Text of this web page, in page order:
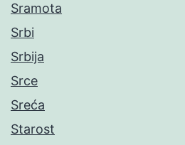
Sramota
Srbi
Srbija
Srce
Sreća
Starost